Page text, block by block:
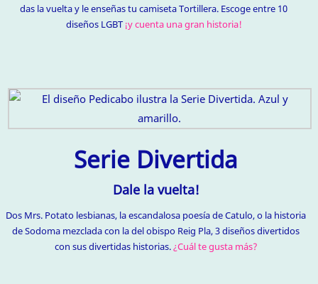
das la vuelta y le enseñas tu camiseta Tortillera. Escoge entre 10
diseños LGBT¡y cuenta una gran historia!
Serie Divertida
Dale la vuelta!
Dos Mrs. Potato lesbianas, la escandalosa poesía de Catulo, o la historia
de Sodoma mezclada con la del obispo Reig Pla, 3 diseños divertidos
con sus divertidas historias.¿Cuál te gusta más?